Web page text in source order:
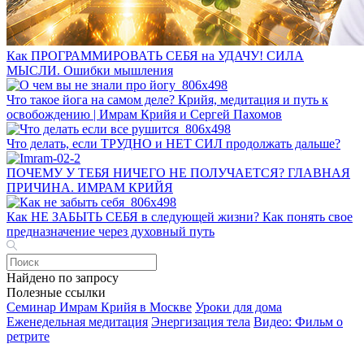
Как ПРОГРАММИРОВАТЬ СЕБЯ на УДАЧУ! СИЛА
МЫСЛИ. Ошибки мышления
Что такое йога на самом деле? Крийя, медитация и путь к
освобождению | Имрам Крийя и Сергей Пахомов
Что делать, если ТРУДНО и НЕТ СИЛ продолжать дальше?
ПОЧЕМУ У ТЕБЯ НИЧЕГО НЕ ПОЛУЧАЕТСЯ? ГЛАВНАЯ
ПРИЧИНА. ИМРАМ КРИЙЯ
Как НЕ ЗАБЫТЬ СЕБЯ в следующей жизни? Как понять свое
предназначение через духовный путь
Найдено по запросу
Полезные ссылки
Семинар Имрам Крийя в Москве Уроки для дома
Еженедельная медитация Энергизация тела Видео: Фильм о
ретрите